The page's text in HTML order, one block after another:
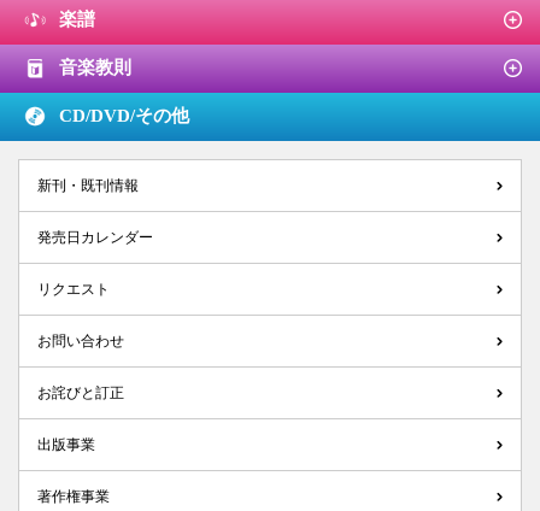
楽譜
音楽教則
CD/DVD/その他
新刊・既刊情報
発売日カレンダー
リクエスト
お問い合わせ
お詫びと訂正
出版事業
著作権事業